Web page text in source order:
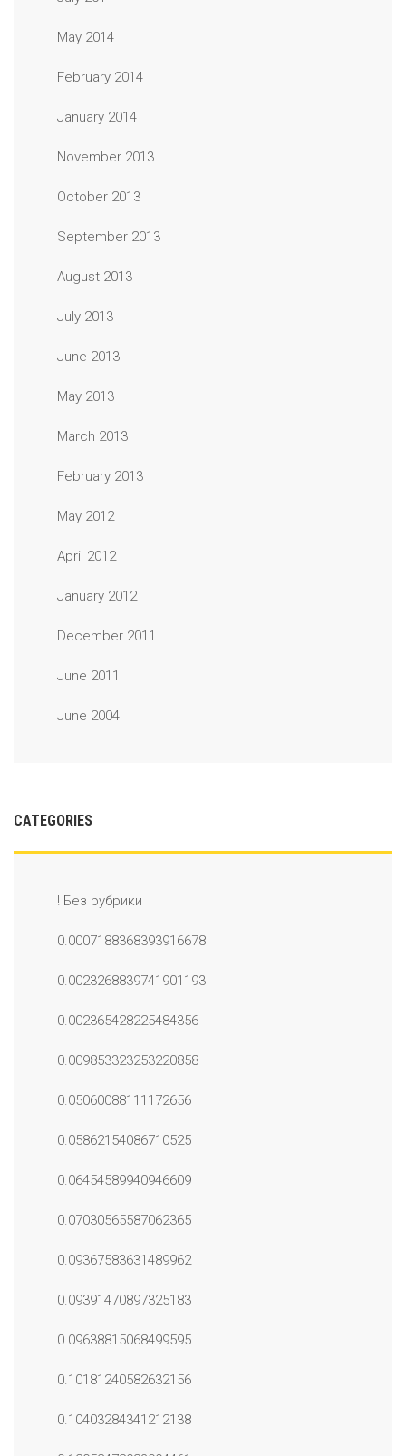
May 2014
February 2014
January 2014
November 2013
October 2013
September 2013
August 2013
July 2013
June 2013
May 2013
March 2013
February 2013
May 2012
April 2012
January 2012
December 2011
June 2011
June 2004
CATEGORIES
! Без рубрики
0.0007188368393916678
0.0023268839741901193
0.002365428225484356
0.009853323253220858
0.05060088111172656
0.05862154086710525
0.06454589940946609
0.07030565587062365
0.09367583631489962
0.09391470897325183
0.09638815068499595
0.10181240582632156
0.10403284341212138